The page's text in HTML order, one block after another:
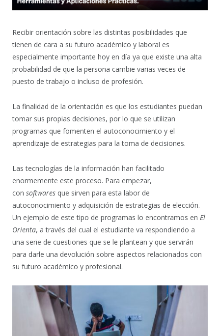
Recibir orientación sobre las distintas posibilidades que
tienen de cara a su futuro académico y laboral es
especialmente importante hoy en día ya que existe una alta
probabilidad de que la persona cambie varias veces de
puesto de trabajo o incluso de profesión.
La finalidad de la orientación es que los estudiantes puedan
tomar sus propias decisiones, por lo que se utilizan
programas que fomenten el autoconocimiento y el
aprendizaje de estrategias para la toma de decisiones.
Las tecnologías de la información han facilitado
enormemente este proceso. Para empezar,
con softwares que sirven para esta labor de
autoconocimiento y adquisición de estrategias de elección.
Un ejemplo de este tipo de programas lo encontramos en El
Orienta, a través del cual el estudiante va respondiendo a
una serie de cuestiones que se le plantean y que servirán
para darle una devolución sobre aspectos relacionados con
su futuro académico y profesional.